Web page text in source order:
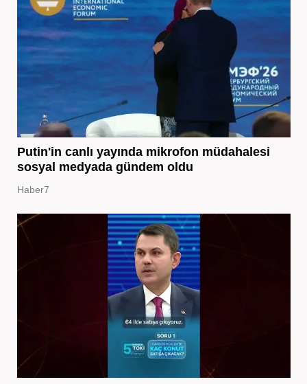
Putin'in canlı yayında mikrofon müdahalesi
sosyal medyada gündem oldu
Haber7